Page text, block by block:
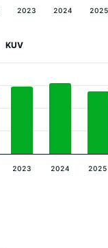
2023 2024 2025
KUV
2023 2024 2025